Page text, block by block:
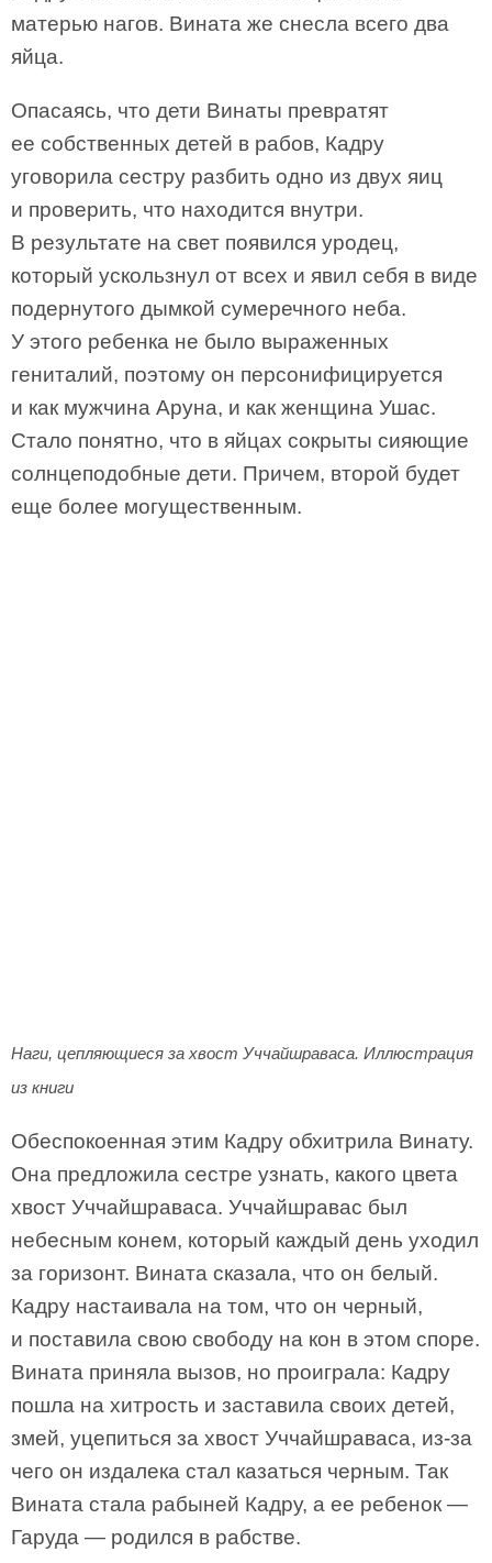
матерью нагов. Вината же снесла всего два
яйца.
Опасаясь, что дети Винаты превратят
ее собственных детей в рабов, Кадру
уговорила сестру разбить одно из двух яиц
и проверить, что находится внутри.
В результате на свет появился уродец,
который ускользнул от всех и явил себя в виде
подернутого дымкой сумеречного неба.
У этого ребенка не было выраженных
гениталий, поэтому он персонифицируется
и как мужчина Аруна, и как женщина Ушас.
Стало понятно, что в яйцах сокрыты сияющие
солнцеподобные дети. Причем, второй будет
еще более могущественным.
Наги, цепляющиеся за хвост Уччайшраваса. Иллюстрация
из книги
Обеспокоенная этим Кадру обхитрила Винату.
Она предложила сестре узнать, какого цвета
хвост Уччайшраваса. Уччайшравас был
небесным конем, который каждый день уходил
за горизонт. Вината сказала, что он белый.
Кадру настаивала на том, что он черный,
и поставила свою свободу на кон в этом споре.
Вината приняла вызов, но проиграла: Кадру
пошла на хитрость и заставила своих детей,
змей, уцепиться за хвост Уччайшраваса, из-за
чего он издалека стал казаться черным. Так
Вината стала рабыней Кадру, а ее ребенок —
Гаруда — родился в рабстве.